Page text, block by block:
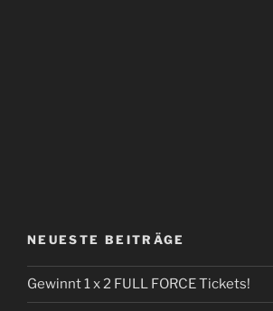
NEUESTE BEITRÄGE
Gewinnt 1 x 2 FULL FORCE Tickets!